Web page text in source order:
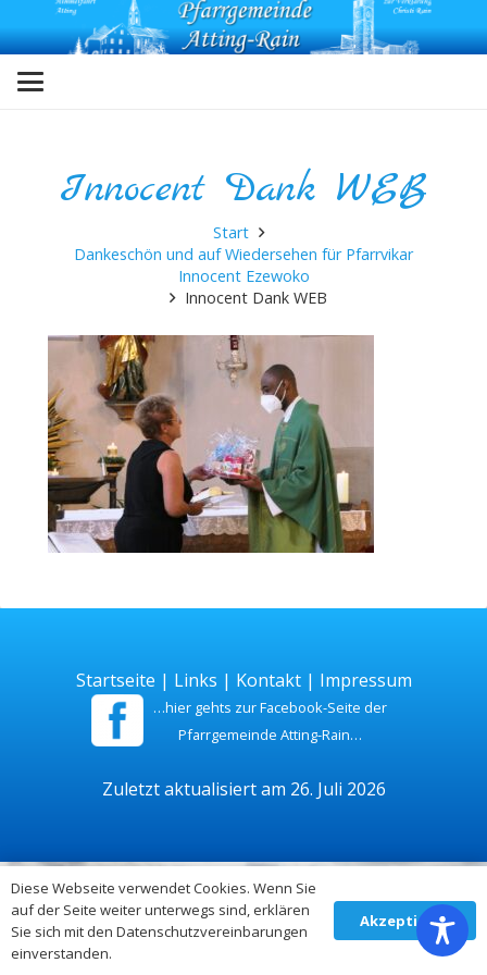
Innocent Dank WEB
Start
Dankeschön und auf Wiedersehen für Pfarrvikar
Innocent Ezewoko
Innocent Dank WEB
Startseite | Links | Kontakt| Impressum
…hier gehts zur Facebook-Seite der
Pfarrgemeinde Atting-Rain…
Zuletzt aktualisiert am 26. Juli 2026
Diese Webseite verwendet Cookies. Wenn Sie
auf der Seite weiter unterwegs sind, erklären
Sie sich mit den Datenschutzvereinbarungen
einverstanden.
Akzeptieren